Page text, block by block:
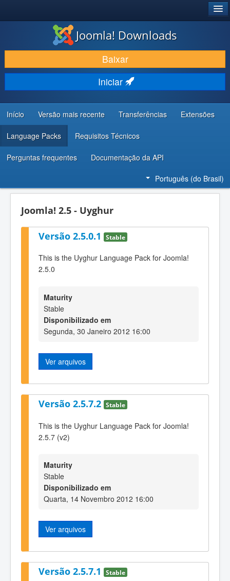
BAIXAR E APRIMORAR
DESCUBRA & APRENDA
COMUNIDADE & SUPORTE
RECURSOS PARA DESENVOLVEDORES
Joomla! Downloads
Baixar
Iniciar
Início Versão mais recente Transferências Extensões
Language Packs Requisitos Técnicos
Perguntas frequentes Documentação da API
Português (do Brasil)
Joomla! 2.5 - Uyghur
Versão 2.5.0.1 Stable
This is the Uyghur Language Pack for Joomla!
2.5.0
Maturity
Stable
Disponibilizado em
Segunda, 30 Janeiro 2012 16:00
Ver arquivos
Versão 2.5.7.2 Stable
This is the Uyghur Language Pack for Joomla!
2.5.7 (v2)
Maturity
Stable
Disponibilizado em
Quarta, 14 Novembro 2012 16:00
Ver arquivos
Versão 2.5.7.1 Stable